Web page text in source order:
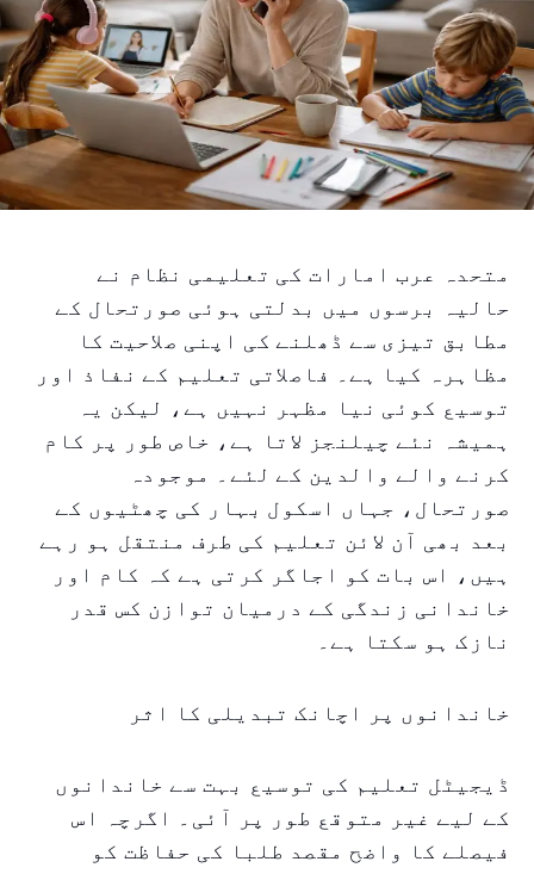
متحدہ عرب امارات کی تعلیمی نظام نے
حالیہ برسوں میں بدلتی ہوئی صورتحال کے
مطابق تیزی سے ڈھلنے کی اپنی صلاحیت کا
مظاہرہ کیا ہے۔ فاصلاتی تعلیم کے نفاذ اور
توسیع کوئی نیا مظہر نہیں ہے، لیکن یہ
ہمیشہ نئے چیلنجز لاتا ہے، خاص طور پر کام
کرنے والے والدین کے لئے۔ موجودہ
صورتحال، جہاں اسکول بہار کی چھٹیوں کے
بعد بھی آن لائن تعلیم کی طرف منتقل ہو رہے
ہیں، اس بات کو اجاگر کرتی ہے کہ کام اور
خاندانی زندگی کے درمیان توازن کس قدر
نازک ہو سکتا ہے۔
خاندانوں پر اچانک تبدیلی کا اثر
ڈیجیٹل تعلیم کی توسیع بہت سے خاندانوں
کے لیے غیر متوقع طور پر آئی۔ اگرچہ اس
فیصلے کا واضح مقصد طلبا کی حفاظت کو